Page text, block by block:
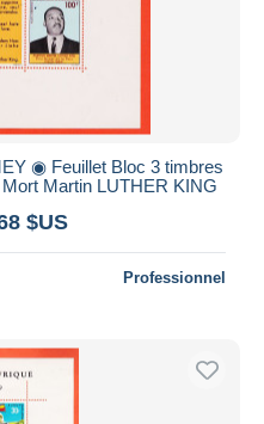
◉ Feuillet Bloc 3 timbres
Martin LUTHER KING
$US
Professionnel